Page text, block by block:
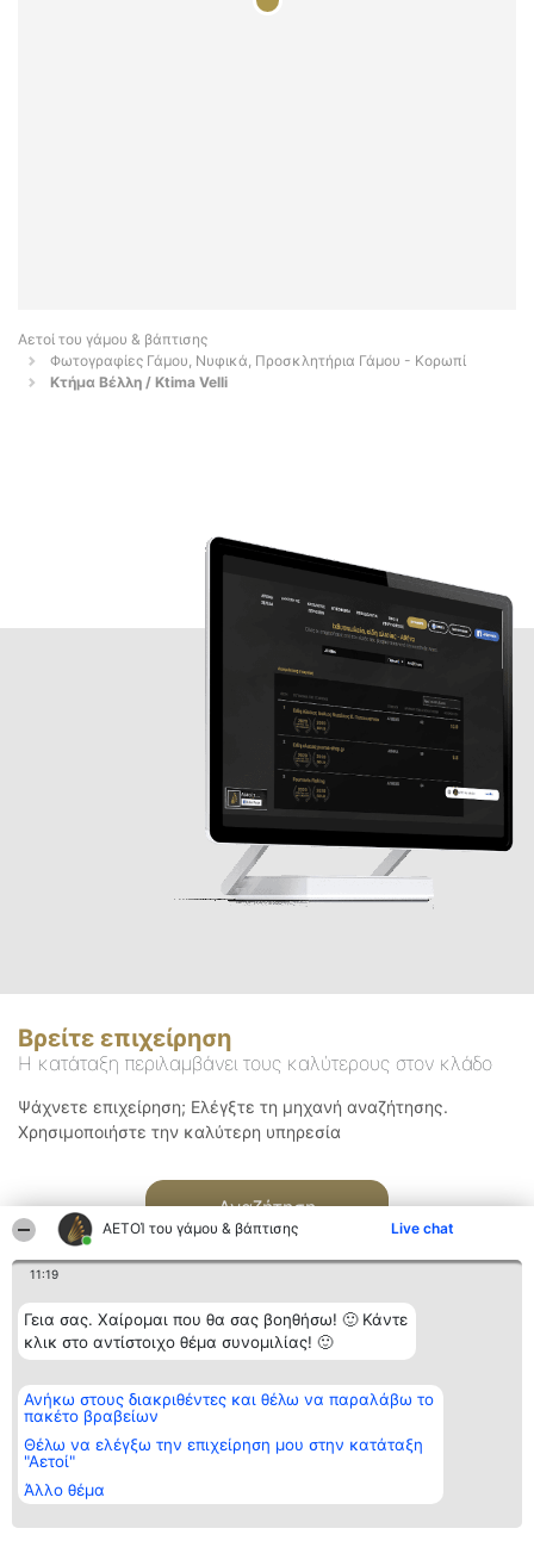
ΑΕΤΟΊ του γάμου & βάπτισης Live chat
11:19
Γεια σας. Χαίρομαι που θα σας βοηθήσω! 🙂 Κάντε
κλικ στο αντίστοιχο θέμα συνομιλίας! 🙂
Ανήκω στους διακριθέντες και θέλω να παραλάβω το
πακέτο βραβείων
Θέλω να ελέγξω την επιχείρηση μου στην κατάταξη
"Αετοί"
Άλλο θέμα
Αετοί του γάμου & βάπτισης
Φωτογραφίες Γάμου, Νυφικά, Προσκλητήρια Γάμου - Κορωπί
Κτήμα Βέλλη / Ktima Velli
Βρείτε επιχείρηση
Η κατάταξη περιλαμβάνει τους καλύτερους στον κλάδο
Ψάχνετε επιχείρηση; Ελέγξτε τη μηχανή αναζήτησης.
Χρησιμοποιήστε την καλύτερη υπηρεσία
Αναζήτηση
Διοργανωτής της
κατάταξης
BEAUTIFUL COMPANY
ΤΗΛ. ΕΠΙΚΟΙΝΩΝΙΑΣ:
2104128019
email:
aetoi@beautifulcompany.co
Κατάταξη
Διακριθέντες
των
διακριθέντων
προϋποθέσεις
Επικοινωνία
Επικοινωνία